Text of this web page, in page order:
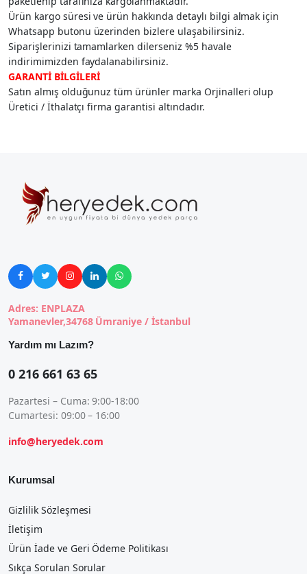
Ürün kargo süresi ve ürün hakkında detaylı bilgi almak için
Whatsapp butonu üzerinden bizlere ulaşabilirsiniz.
Siparişlerinizi tamamlarken dilerseniz %5 havale
indirimimizden faydalanabilirsiniz.
GARANTİ BİLGİLERİ
Satın almış olduğunuz tüm ürünler marka Orjinalleri olup
Üretici / İthalatçı firma garantisi altındadır.
    
Adres: ENPLAZA
Yamanevler,34768 Ümraniye / İstanbul
Yardım mı Lazım?
0 216 661 63 65
Pazartesi – Cuma: 9:00-18:00
Cumartesi: 09:00 – 16:00
info@heryedek.com
Kurumsal
Gizlilik Sözleşmesi
İletişim
Ürün İade ve Geri Ödeme Politikası
Sıkça Sorulan Sorular